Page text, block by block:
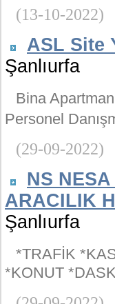
(13-10-2022)
ASL Site
Şanlıurfa
Bina
Personel
(29-09-2022)
NS
ARACILIK
Şanlıurfa
*TRAFİK
*KONUT